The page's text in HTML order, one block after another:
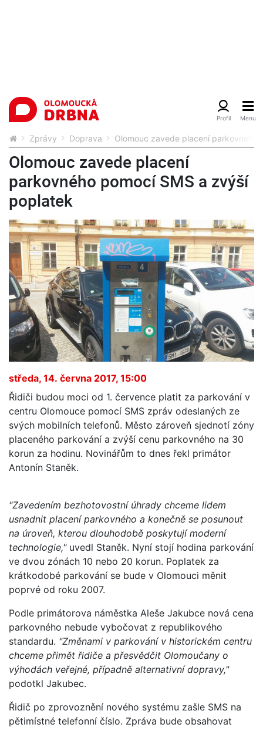
Zprávy Doprava Olomouc zavede placení parkovného
Olomouc zavede placení
parkovného pomocí SMS a zvýší
poplatek
středa, 14. června 2017, 15:00
Řidiči budou moci od 1. července platit za parkování v
centru Olomouce pomocí SMS zpráv odeslaných ze
svých mobilních telefonů. Město zároveň sjednotí zóny
placeného parkování a zvýší cenu parkovného na 30
korun za hodinu. Novinářům to dnes řekl primátor
Antonín Staněk.
"Zavedením bezhotovostní úhrady chceme lidem
usnadnit placení parkovného a konečně se posunout
na úroveň, kterou dlouhodobě poskytují moderní
technologie,"uvedl Staněk. Nyní stojí hodina parkování
ve dvou zónách 10 nebo 20 korun. Poplatek za
krátkodobé parkování se bude v Olomouci měnit
poprvé od roku 2007.
Podle primátorova náměstka Aleše Jakubce nová cena
parkovného nebude vybočovat z republikového
standardu. "Změnami v parkování v historickém centru
chceme přimět řidiče a přesvědčit Olomoučany o
výhodách veřejné, případně alternativní dopravy,"
podotkl Jakubec.
Řidič po zprovoznění nového systému zašle SMS na
pětimístné telefonní číslo. Zpráva bude obsahovat